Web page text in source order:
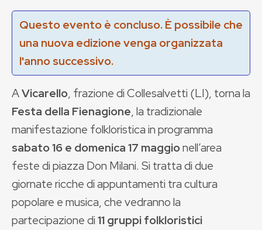
Questo evento è concluso. È possibile che
una nuova edizione venga organizzata
l'anno successivo.
AVicarello, frazione di Collesalvetti (LI), torna la
Festa della Fienagione, la tradizionale
manifestazione folkloristica in programma
sabato 16 e domenica 17 maggionell’area
feste di piazza Don Milani. Si tratta di due
giornate ricche di appuntamenti tra cultura
popolare e musica, che vedranno la
partecipazione di11 gruppi folkloristici